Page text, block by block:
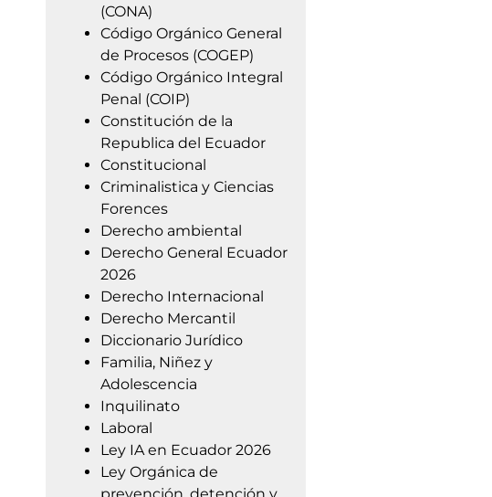
(CONA)
Código Orgánico General
de Procesos (COGEP)
Código Orgánico Integral
Penal (COIP)
Constitución de la
Republica del Ecuador
Constitucional
Criminalistica y Ciencias
Forences
Derecho ambiental
Derecho General Ecuador
2026
Derecho Internacional
Derecho Mercantil
Diccionario Jurídico
Familia, Niñez y
Adolescencia
Inquilinato
Laboral
Ley IA en Ecuador 2026
Ley Orgánica de